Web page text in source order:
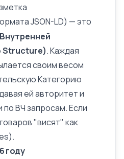
JSON-LD) — это
Внутренней
Structure). Каждая
своим весом
Категорию
ей авторитет и
по ВЧ запросам. Если
"висят" как
году